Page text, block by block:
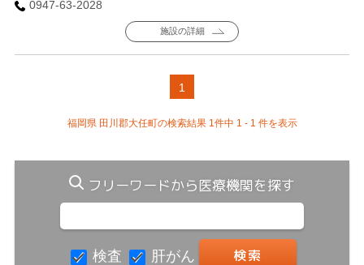
0947-63-2028
施設の詳細
1
福岡県 田川郡大任町の検索結果 1件中 1 - 1 件を表示
フリーワードから医療機関を探す
検査 肝がん